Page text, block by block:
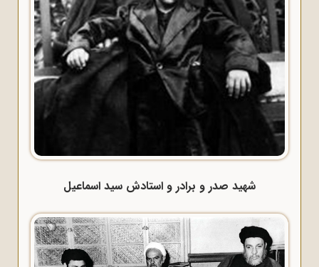
شهید صدر و برادر و استادش سید اسماعیل